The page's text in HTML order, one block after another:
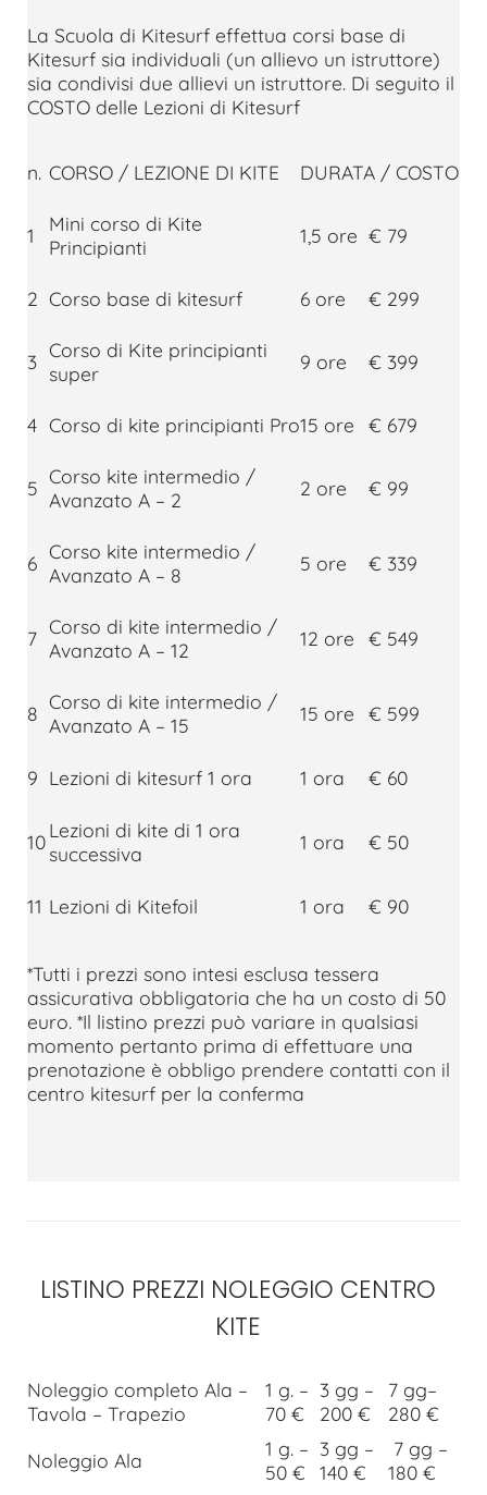
La Scuola di Kitesurf effettua corsi base di
Kitesurf sia individuali (un allievo un istruttore)
sia condivisi due allievi un istruttore. Di seguito il
COSTO delle Lezioni di Kitesurf
n. CORSO / LEZIONE DI KITE DURATA / COSTO
1
Mini corso di Kite
Principianti
1,5 ore € 79
2 Corso base di kitesurf 6 ore € 299
3 Corso di Kite principianti
super
9 ore € 399
4 Corso di kite principianti Pro15 ore € 679
5 Corso kite intermedio /
Avanzato A – 2
2 ore € 99
6 Corso kite intermedio /
Avanzato A – 8
5 ore € 339
7 Corso di kite intermedio /
Avanzato A – 12
12 ore € 549
8 Corso di kite intermedio /
Avanzato A – 15
15 ore € 599
9 Lezioni di kitesurf 1 ora 1 ora € 60
10Lezioni di kite di 1 ora
successiva
1 ora € 50
11 Lezioni di Kitefoil 1 ora € 90
*Tutti i prezzi sono intesi esclusa tessera
assicurativa obbligatoria che ha un costo di 50
euro. *Il listino prezzi può variare in qualsiasi
momento pertanto prima di effettuare una
prenotazione è obbligo prendere contatti con il
centro kitesurf per la conferma
LISTINO PREZZI NOLEGGIO CENTRO
KITE
Noleggio completo Ala –
Tavola – Trapezio
1 g. –
70 €
3 gg –
200 €
7 gg–
280 €
Noleggio Ala
1 g. –
50 €
3 gg –
140 €
7 gg –
180 €